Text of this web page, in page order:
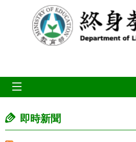
跳到主要內容區塊
即時新聞